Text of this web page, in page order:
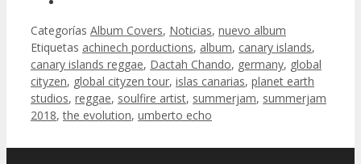
Categorías Album Covers, Noticias, nuevo album
Etiquetas achinech porductions, album, canary islands,
canary islands reggae, Dactah Chando, germany, global
cityzen, global cityzen tour, islas canarias, planet earth
studios, reggae, soulfire artist, summerjam, summerjam
2018,the evolution, umberto echo